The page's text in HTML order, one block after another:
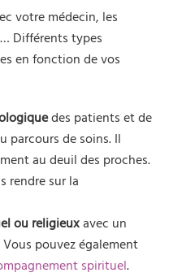
votre médecin, les
Différents types
en fonction de vos
des patients et de
parcours de soins. Il
au deuil des proches.
rendre sur la
ou religieuxavec un
pouvez également
spirituel.